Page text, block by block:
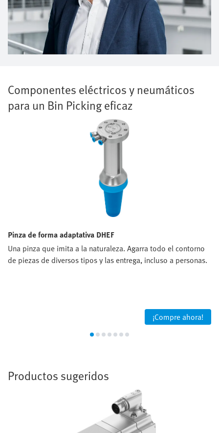
Componentes eléctricos y neumáticos
para un Bin Picking eficaz
Pinza de forma adaptativa DHEF
Una pinza que imita a la naturaleza. Agarra todo el contorno
de piezas de diversos tipos y las entrega, incluso a personas.
¡Compre ahora!
Productos sugeridos